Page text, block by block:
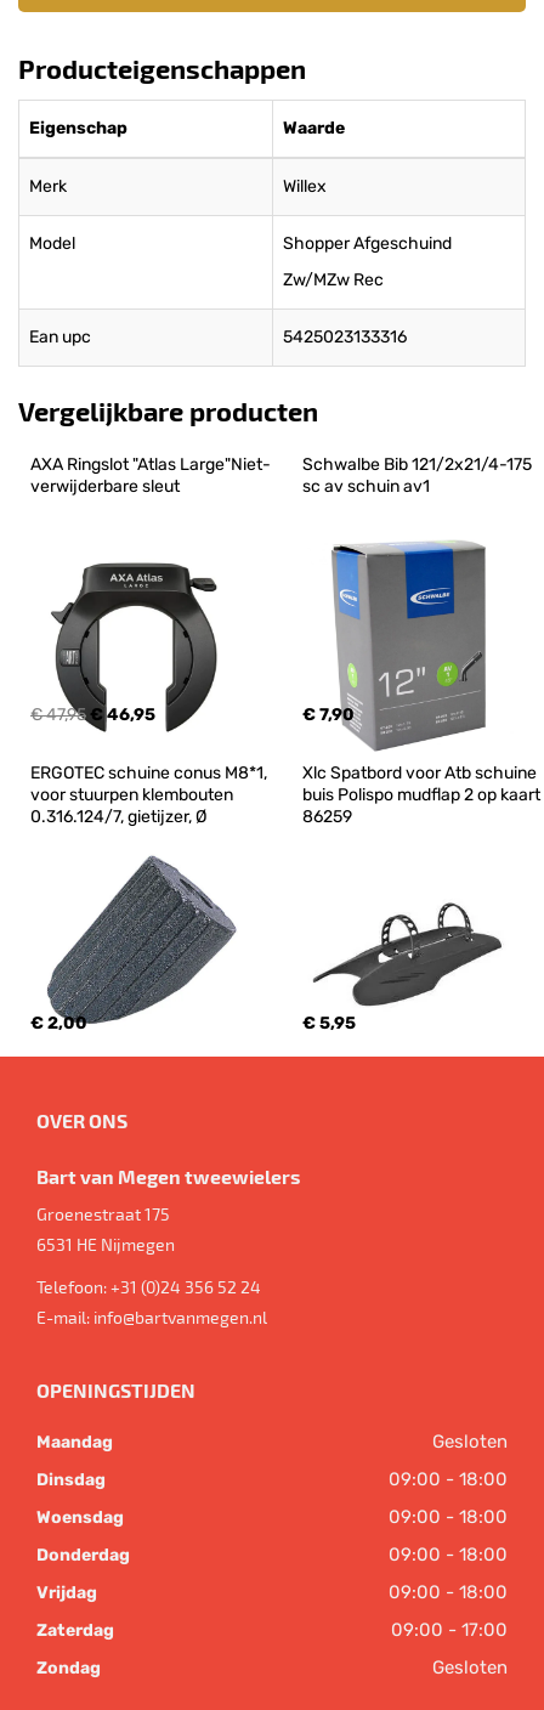
Producteigenschappen
Eigenschap Waarde
Merk Willex
Model
Shopper Afgeschuind
Zw/MZw Rec
Ean upc 5425023133316
Vergelijkbare producten
AXA Ringslot "Atlas Large"Niet-
verwijderbare sleut
€ 47,95€ 46,95
Schwalbe Bib 121/2x21/4-175
sc av schuin av1
€ 7,90
ERGOTEC schuine conus M8*1,
voor stuurpen klembouten
0.316.124/7, gietijzer, Ø
€ 2,00
Xlc Spatbord voor Atb schuine
buis Polispo mudflap 2 op kaart
86259
€ 5,95
OVER ONS
Bart van Megen tweewielers
Groenestraat 175
6531 HE Nijmegen
Telefoon:+31 (0)24 356 52 24
E-mail: info@bartvanmegen.nl
OPENINGSTIJDEN
Maandag Gesloten
Dinsdag 09:00 - 18:00
Woensdag 09:00 - 18:00
Donderdag 09:00 - 18:00
Vrijdag 09:00 - 18:00
Zaterdag 09:00 - 17:00
Zondag Gesloten